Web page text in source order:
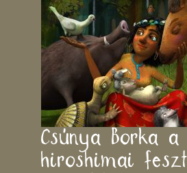
Csúnya Borka a
hiroshimai